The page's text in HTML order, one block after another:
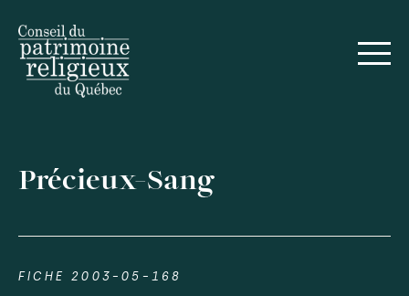
Précieux-Sang
FICHE 2003-05-168